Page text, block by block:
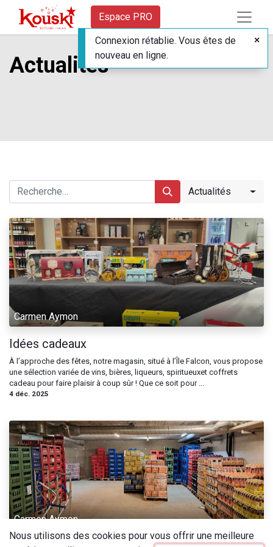
Espace PRO
Actualités
Actualités
Carmen Aymon
Idées cadeaux
À l’approche des fêtes, notre magasin, situé à l’Île Falcon, vous propose
une sélection variée de vins, bières, liqueurs, spiritueuxet coffrets
cadeau pour faire plaisir à coup sûr ! Que ce soit pour ...
4 déc. 2025
Carmen Aymon
Nous utilisons des cookies pour vous offrir une meilleure
Connexion rétablie. Vous êtes de
nouveau en ligne.